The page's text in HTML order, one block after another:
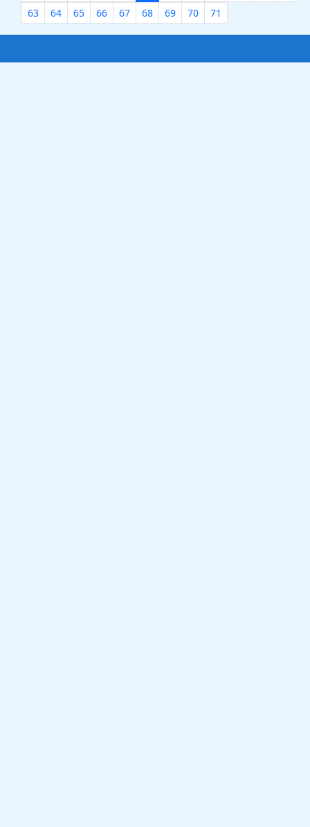
63
64 65 66 67 68 69 70 71